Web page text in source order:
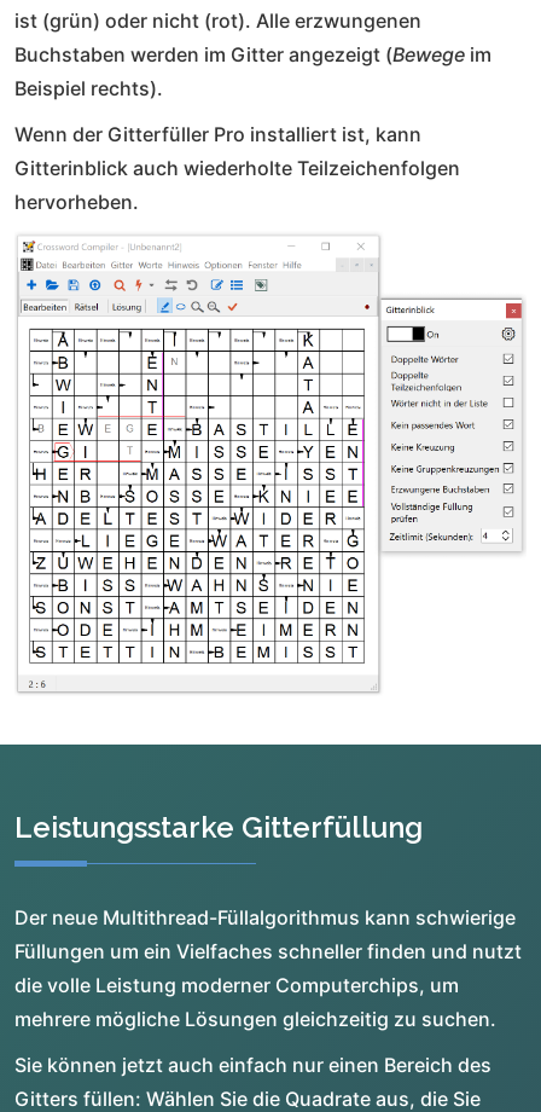
ist (grün) oder nicht (rot). Alle erzwungenen
Buchstaben werden im Gitter angezeigt (Bewege im
Beispiel rechts).
Wenn der Gitterfüller Pro installiert ist, kann
Gitterinblick auch wiederholte Teilzeichenfolgen
hervorheben.
Leistungsstarke Gitterfüllung
Der neue Multithread-Füllalgorithmus kann schwierige
Füllungen um ein Vielfaches schneller finden und nutzt
die volle Leistung moderner Computerchips, um
mehrere mögliche Lösungen gleichzeitig zu suchen.
Sie können jetzt auch einfach nur einen Bereich des
Gitters füllen: Wählen Sie die Quadrate aus, die Sie